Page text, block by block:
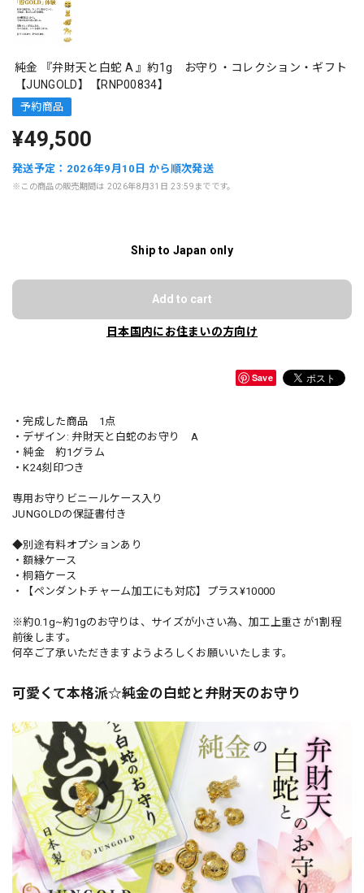
純金 『弁財天と白蛇 A 』約1g お守り・コレクション・ギフト
【JUNGOLD】【RNP00834】
予約商品
¥49,500
発送予定：2026年9月10日 から順次発送
※この商品の販売期間は 2026年8月31日 23:59までです。
Ship to Japan only
Add to cart
日本国内にお住まいの方向け
Save
・完成した商品 1点
・デザイン: 弁財天と白蛇のお守り A
・純金 約1グラム
・K24刻印つき
専用お守りビニールケース入り
JUNGOLDの保証書付き
◆別途有料オプションあり
・額縁ケース
・桐箱ケース
・【ペンダントチャーム加工にも対応】プラス¥10000
※約0.1g~約1gのお守りは、サイズが小さい為、加工上重さが1割程
前後します。
何卒ご了承いただきますようよろしくお願いいたします。
可愛くて本格派☆純金の白蛇と弁財天のお守り